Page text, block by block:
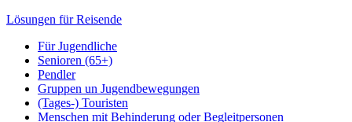
Lösungen für Reisende
Für Jugendliche
Senioren (65+)
Pendler
Gruppen un Jugendbewegungen
(Tages-) Touristen
Menschen mit Behinderung oder Begleitpersonen